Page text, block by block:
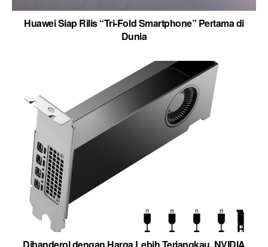
Huawei Siap Rilis “Tri-Fold Smartphone” Pertama di
Dunia